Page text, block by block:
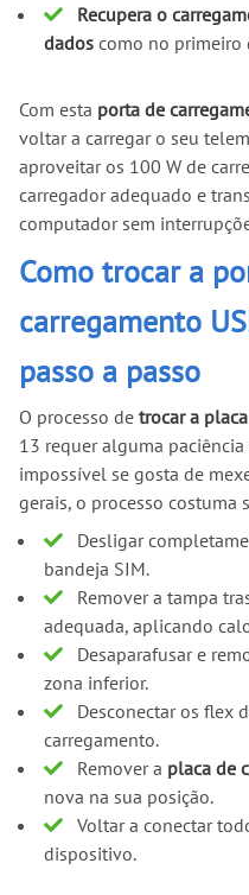
Recupera o
dadoscomo no primeiro
Com esta porta de
voltar a carregar o seu
aproveitar os 100 W de
carregador adequado e
computador sem
Como trocar a
carregamento
passo a passo
O processo de trocar a
13 requer alguma
impossível se gosta de
gerais, o processo costuma
Desligar
bandeja SIM.
Remover a tampa
adequada, aplicando
Desaparafusar e
zona inferior.
Desconectar os flex
carregamento.
Remover a placa de
nova na sua posição.
Voltar a conectar
dispositivo.